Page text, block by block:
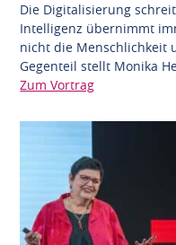
Die Digitalisierung
Intelligenz übernimmt
nicht die Menschlichkeit
Gegenteil stellt Monika
Zum Vortrag